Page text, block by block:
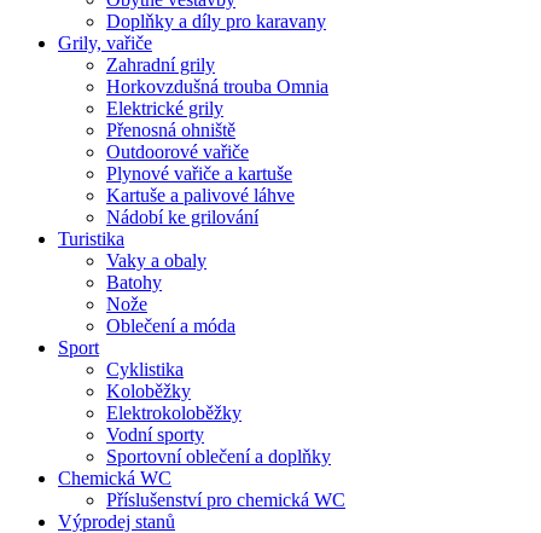
Doplňky a díly pro karavany
Grily, vařiče
Zahradní grily
Horkovzdušná trouba Omnia
Elektrické grily
Přenosná ohniště
Outdoorové vařiče
Plynové vařiče a kartuše
Kartuše a palivové láhve
Nádobí ke grilování
Turistika
Vaky a obaly
Batohy
Nože
Oblečení a móda
Sport
Cyklistika
Koloběžky
Elektrokoloběžky
Vodní sporty
Sportovní oblečení a doplňky
Chemická WC
Příslušenství pro chemická WC
Výprodej stanů